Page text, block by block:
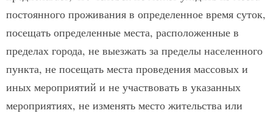
постоянного проживания в определенное время суток,
посещать определенные места, расположенные в
пределах города, не выезжать за пределы населенного
пункта, не посещать места проведения массовых и
иных мероприятий и не участвовать в указанных
мероприятиях, не изменять место жительства или